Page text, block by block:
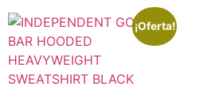
¡Oferta!